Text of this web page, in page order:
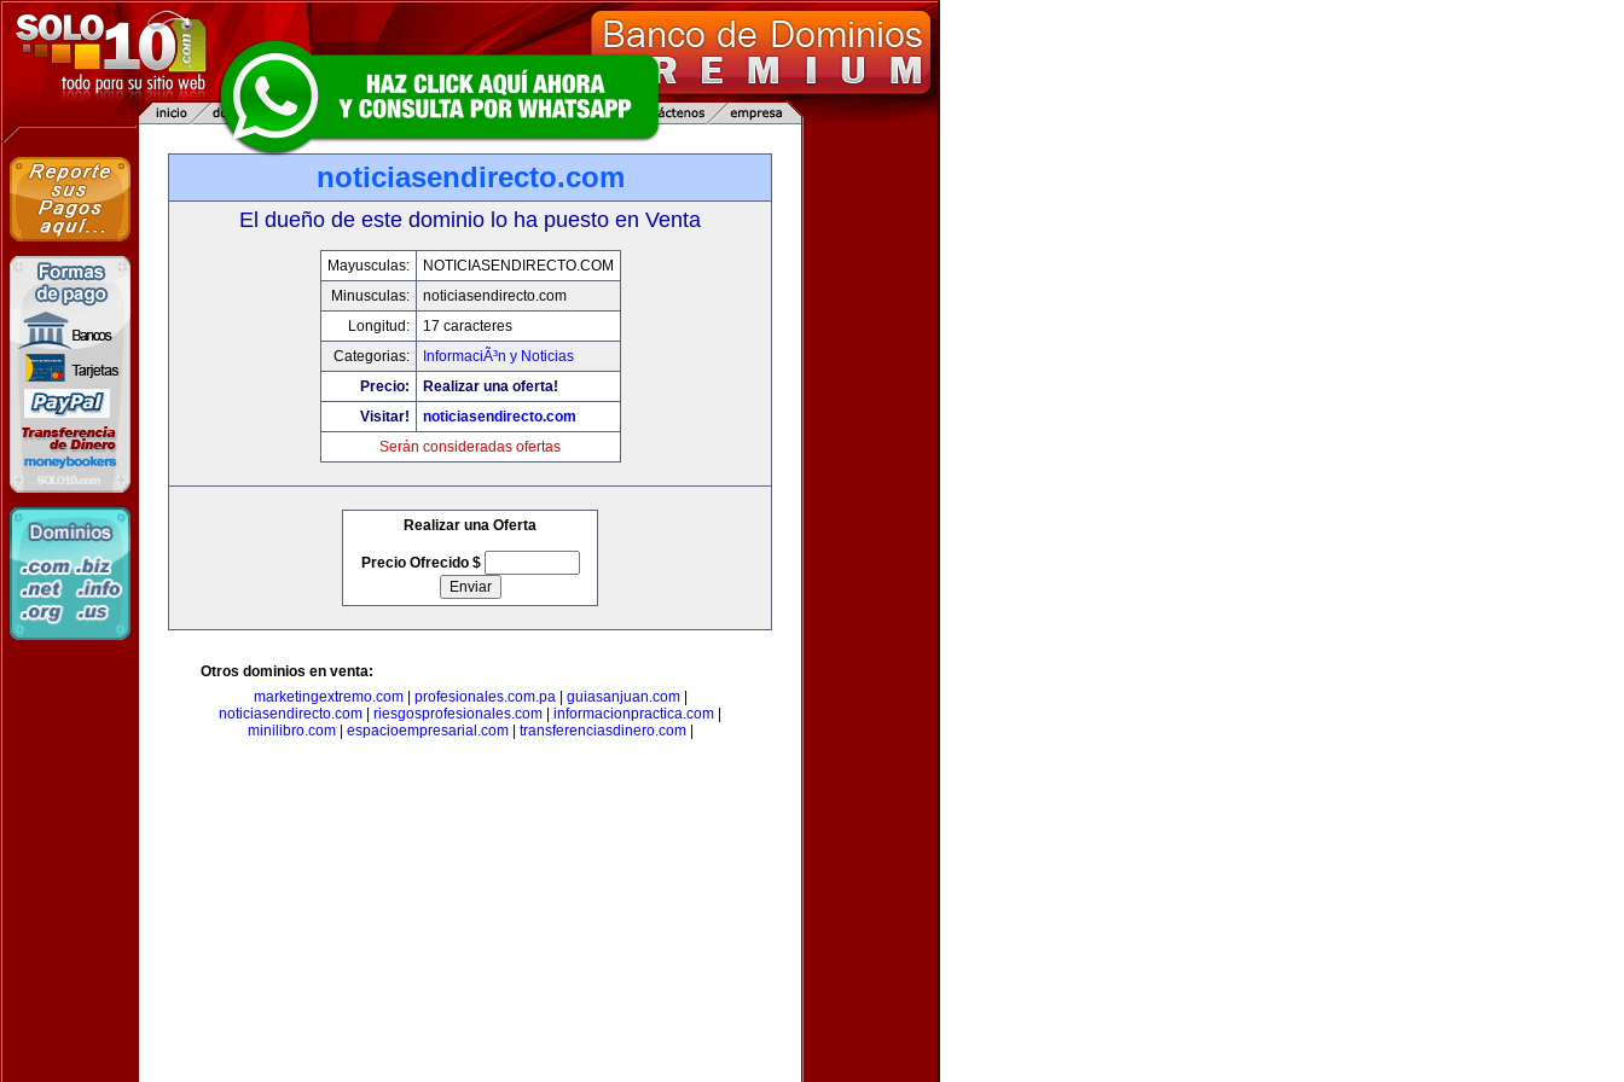
noticiasendirecto.com
El dueño de este dominio lo ha puesto en Venta
Mayusculas:
NOTICIASENDIRECTO.COM
Minusculas:
noticiasendirecto.com
Longitud:
17 caracteres
Categorias:
InformaciÃ³n y Noticias
Precio:
Realizar una oferta!
Visitar!
noticiasendirecto.com
Serán consideradas ofertas
Realizar una Oferta
Precio Ofrecido $
Otros dominios en venta:
marketingextremo.com| profesionales.com.pa| guiasanjuan.com|
noticiasendirecto.com
riesgosprofesionales.com informacionpractica.com
minilibro.com| espacioempresarial.com| transferenciasdinero.com|